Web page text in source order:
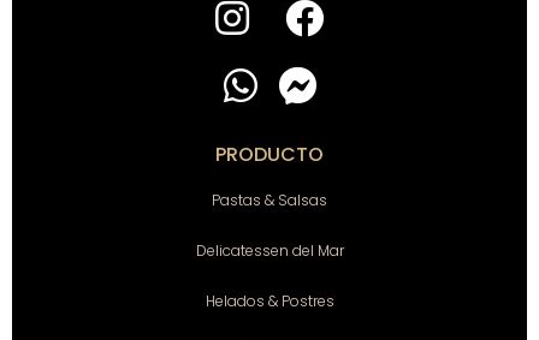
PRODUCTO
Pastas & Salsas
Delicatessen del Mar
Helados & Postres